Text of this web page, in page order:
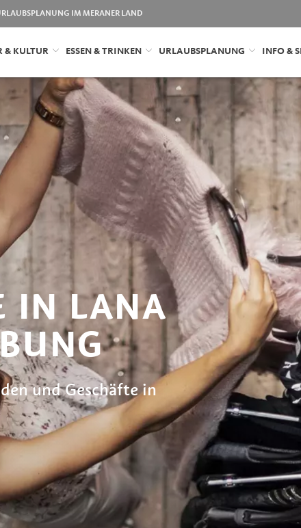
IM MERANER LAND
& KULTUR ESSEN & TRINKEN URLAUBSPLANUNG INFO &
IN LANA
und Geschäfte in